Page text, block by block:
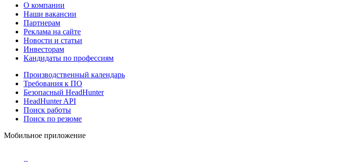
О компании
Наши вакансии
Партнерам
Реклама на сайте
Новости и статьи
Инвесторам
Кандидаты по профессиям
Производственный календарь
Требования к ПО
Безопасный HeadHunter
HeadHunter API
Поиск работы
Поиск по резюме
Мобильное приложение